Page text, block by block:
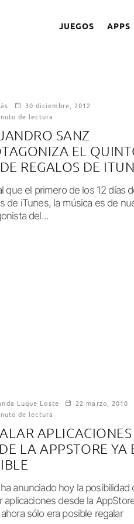
JUEGOS APPS
30 diciembre, 2012
de lectura
SANZ
EL
REGALOS DE
que el primero de los 12 días
de iTunes, la música es de
del...
Luque Loste
22 marzo, 2010
de lectura
APLICACIONES
LA APPSTORE YA
anunciado hoy la posibilidad
aplicaciones desde la
sólo era posible regalar